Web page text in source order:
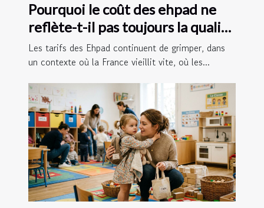
Pourquoi le coût des ehpad ne
reflète-t-il pas toujours la qualité
?Les tarifs des Ehpad continuent de grimper, dans
un contexte où la France vieillit vite, où les...